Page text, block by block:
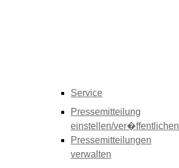
Service
Pressemitteilung
einstellen/ver�ffentlichen
Pressemitteilungen
verwalten